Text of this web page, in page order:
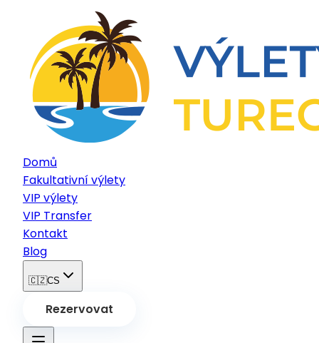
Domů
Fakultativní výlety
VIP výlety
VIP Transfer
Kontakt
Blog
🇨🇿CS
Rezervovat